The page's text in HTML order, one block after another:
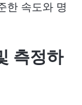
한 속도와 명
측정하